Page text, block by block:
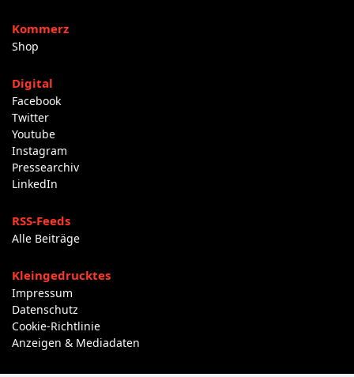
Kommerz
Shop
Digital
Facebook
Twitter
Youtube
Instagram
Pressearchiv
LinkedIn
RSS-Feeds
Alle Beiträge
Kleingedrucktes
Impressum
Datenschutz
Cookie-Richtlinie
Anzeigen & Mediadaten